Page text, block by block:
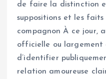
de faire la distinction
suppositions et les
compagnon À ce jour,
officielle ou largement
d’identifier
relation amoureuse